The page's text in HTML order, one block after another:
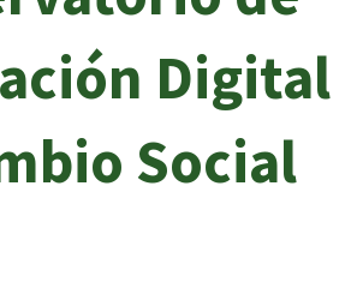
Digital
Social